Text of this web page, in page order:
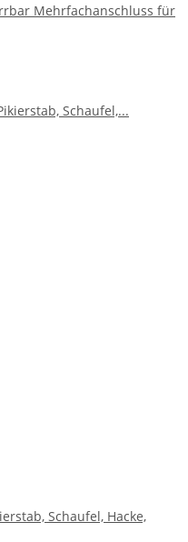
Mehrfachanschluss für
Schaufel, Hacke,